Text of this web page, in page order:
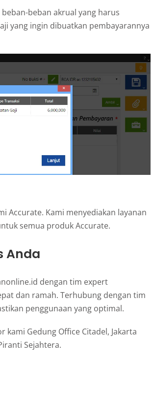
beban akrual yang harus
yang ingin dibuatkan pembayarannya
Accurate. Kami menyediakan layanan
semua produk Accurate.
Anda
dengan tim expert
dan ramah. Terhubung dengan tim
penggunaan yang optimal.
kami Gedung Office Citadel, Jakarta
Sejahtera.